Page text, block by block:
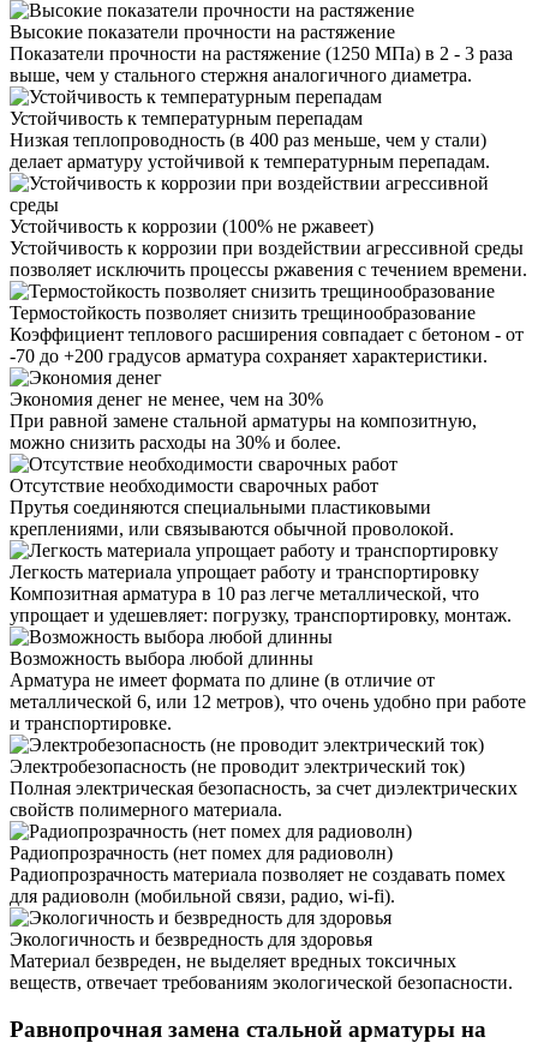
Высокие показатели прочности на растяжение
Показатели прочности на растяжение (1250 МПа) в 2 - 3 раза
выше, чем у стального стержня аналогичного диаметра.
Устойчивость к температурным перепадам
Низкая теплопроводность (в 400 раз меньше, чем у стали)
делает арматуру устойчивой к температурным перепадам.
Устойчивость к коррозии (100% не ржавеет)
Устойчивость к коррозии при воздействии агрессивной среды
позволяет исключить процессы ржавения с течением времени.
Термостойкость позволяет снизить трещинообразование
Коэффициент теплового расширения совпадает с бетоном - от
-70 до +200 градусов арматура сохраняет характеристики.
Экономия денег не менее, чем на 30%
При равной замене стальной арматуры на композитную,
можно снизить расходы на 30% и более.
Отсутствие необходимости сварочных работ
Прутья соединяются специальными пластиковыми
креплениями, или связываются обычной проволокой.
Легкость материала упрощает работу и транспортировку
Композитная арматура в 10 раз легче металлической, что
упрощает и удешевляет: погрузку, транспортировку, монтаж.
Возможность выбора любой длинны
Арматура не имеет формата по длине (в отличие от
металлической 6, или 12 метров), что очень удобно при работе
и транспортировке.
Электробезопасность (не проводит электрический ток)
Полная электрическая безопасность, за счет диэлектрических
свойств полимерного материала.
Радиопрозрачность (нет помех для радиоволн)
Радиопрозрачность материала позволяет не создавать помех
для радиоволн (мобильной связи, радио, wi-fi).
Экологичность и безвредность для здоровья
Материал безвреден, не выделяет вредных токсичных
веществ, отвечает требованиям экологической безопасности.
Равнопрочная замена стальной арматуры на